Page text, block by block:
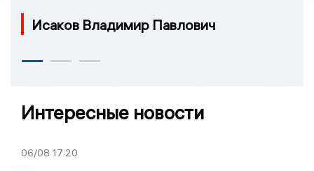
Исаков Владимир Павлович
Интересные новости
06/08 17:20